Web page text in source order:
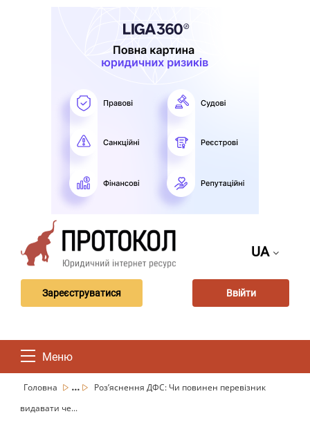
UA
Зареєструватися Ввійти
Меню
Головна ...
Роз’яснення ДФС: Чи повинен перевізник
видавати че...